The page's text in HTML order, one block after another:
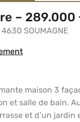
– 289.000
SOUMAGNE
maison 3
et salle de bain.
et d’un